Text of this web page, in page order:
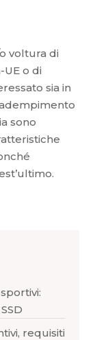
voltura di
o di
sia in
sono
requisiti